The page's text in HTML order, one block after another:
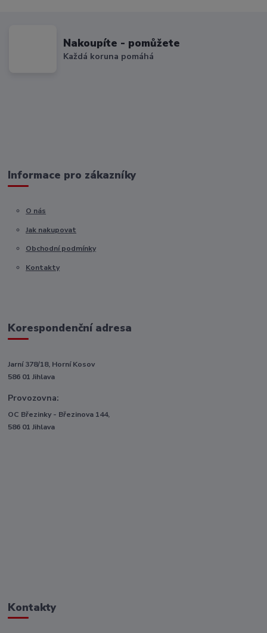
Nakoupíte - pomůžete
Každá koruna pomáhá
Informace pro zákazníky
O nás
Jak nakupovat
Obchodní podmínky
Kontakty
Korespondenční adresa
Jarní 378/18, Horní Kosov
586 01 Jihlava
Provozovna:
OC Březinky - Březinova 144,
586 01 Jihlava
Kontakty